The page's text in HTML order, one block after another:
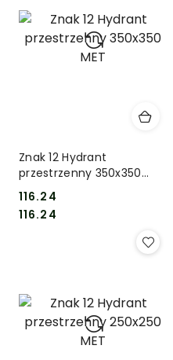
Znak 12 Hydrant
przestrzenny 350x350
MET
Cena:
116.24
Cena:
116.24